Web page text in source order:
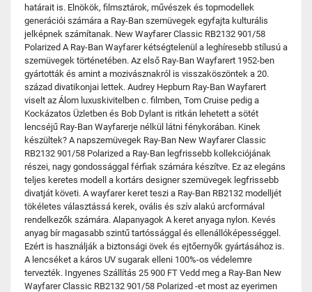
határait is. Elnökök, filmsztárok, művészek és topmodellek
generációi számára a Ray-Ban szemüvegek egyfajta kulturális
jelképnek számítanak. New Wayfarer Classic RB2132 901/58
Polarized A Ray-Ban Wayfarer kétségtelenül a leghíresebb stílusú a
szemüvegek történetében. Az első Ray-Ban Wayfarert 1952-ben
gyártották és amint a mozivásznakról is visszaköszöntek a 20.
század divatikonjai lettek. Audrey Hepburn Ray-Ban Wayfarert
viselt az Álom luxuskivitelben c. filmben, Tom Cruise pedig a
Kockázatos Üzletben és Bob Dylant is ritkán lehetett a sötét
lencséjű Ray-Ban Wayfarerje nélkül látni fénykorában. Kinek
készültek? A napszemüvegek Ray-Ban New Wayfarer Classic
RB2132 901/58 Polarized a Ray-Ban legfrissebb kollekciójának
részei, nagy gondossággal férfiak számára készítve. Ez az elegáns
teljes keretes modell a kortárs designer szemüvegek legfrissebb
divatját követi. A wayfarer keret teszi a Ray-Ban RB2132 modelljét
tökéletes választássá kerek, ovális és szív alakú arcformával
rendelkezők számára. Alapanyagok A keret anyaga nylon. Kevés
anyag bír magasabb szintű tartóssággal és ellenállóképességgel.
Ezért is használják a biztonsági övek és ejtőernyők gyártásához is.
A lencséket a káros UV sugarak elleni 100%-os védelemre
tervezték. Ingyenes Szállítás 25 900 FT Vedd meg a Ray-Ban New
Wayfarer Classic RB2132 901/58 Polarized -et most az eyerimen